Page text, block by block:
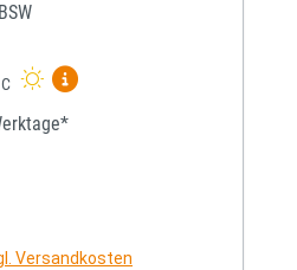
C
Mehr Informationen zum
Versandkosten